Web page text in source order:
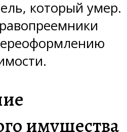
который умер.
имущества